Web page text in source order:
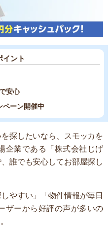
イント
安心
ペーン開催中
探したいなら、スモッカを
企業である「株式会社じげ
誰でも安心してお部屋探し
やすい」「物件情報が毎日
ザーから好評の声が多いの